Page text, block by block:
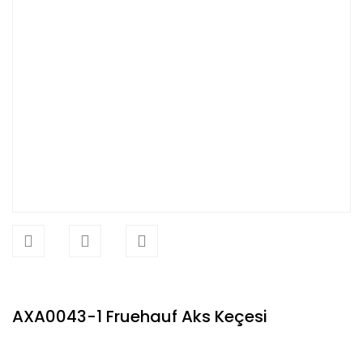
AXA0043-1 Fruehauf Aks Keçesi